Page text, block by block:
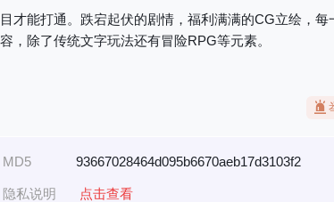
才能打通。跌宕起伏的剧情，福利满满的CG立绘，每
，除了传统文字玩法还有冒险RPG等元素。
MD5 93667028464d095b6670aeb17d3103f2
隐私说明 点击查看